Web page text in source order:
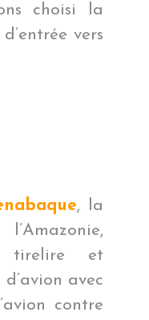
choisi la
vers
, la
tirelire et
avec
contre